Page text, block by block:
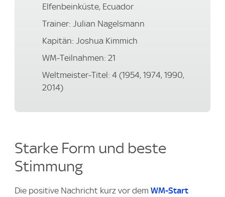
Elfenbeinküste, Ecuador
Trainer: Julian Nagelsmann
Kapitän: Joshua Kimmich
WM-Teilnahmen: 21
Weltmeister-Titel: 4 (1954, 1974, 1990,
2014)
Starke Form und beste
Stimmung
Die positive Nachricht kurz vor dem WM-Start